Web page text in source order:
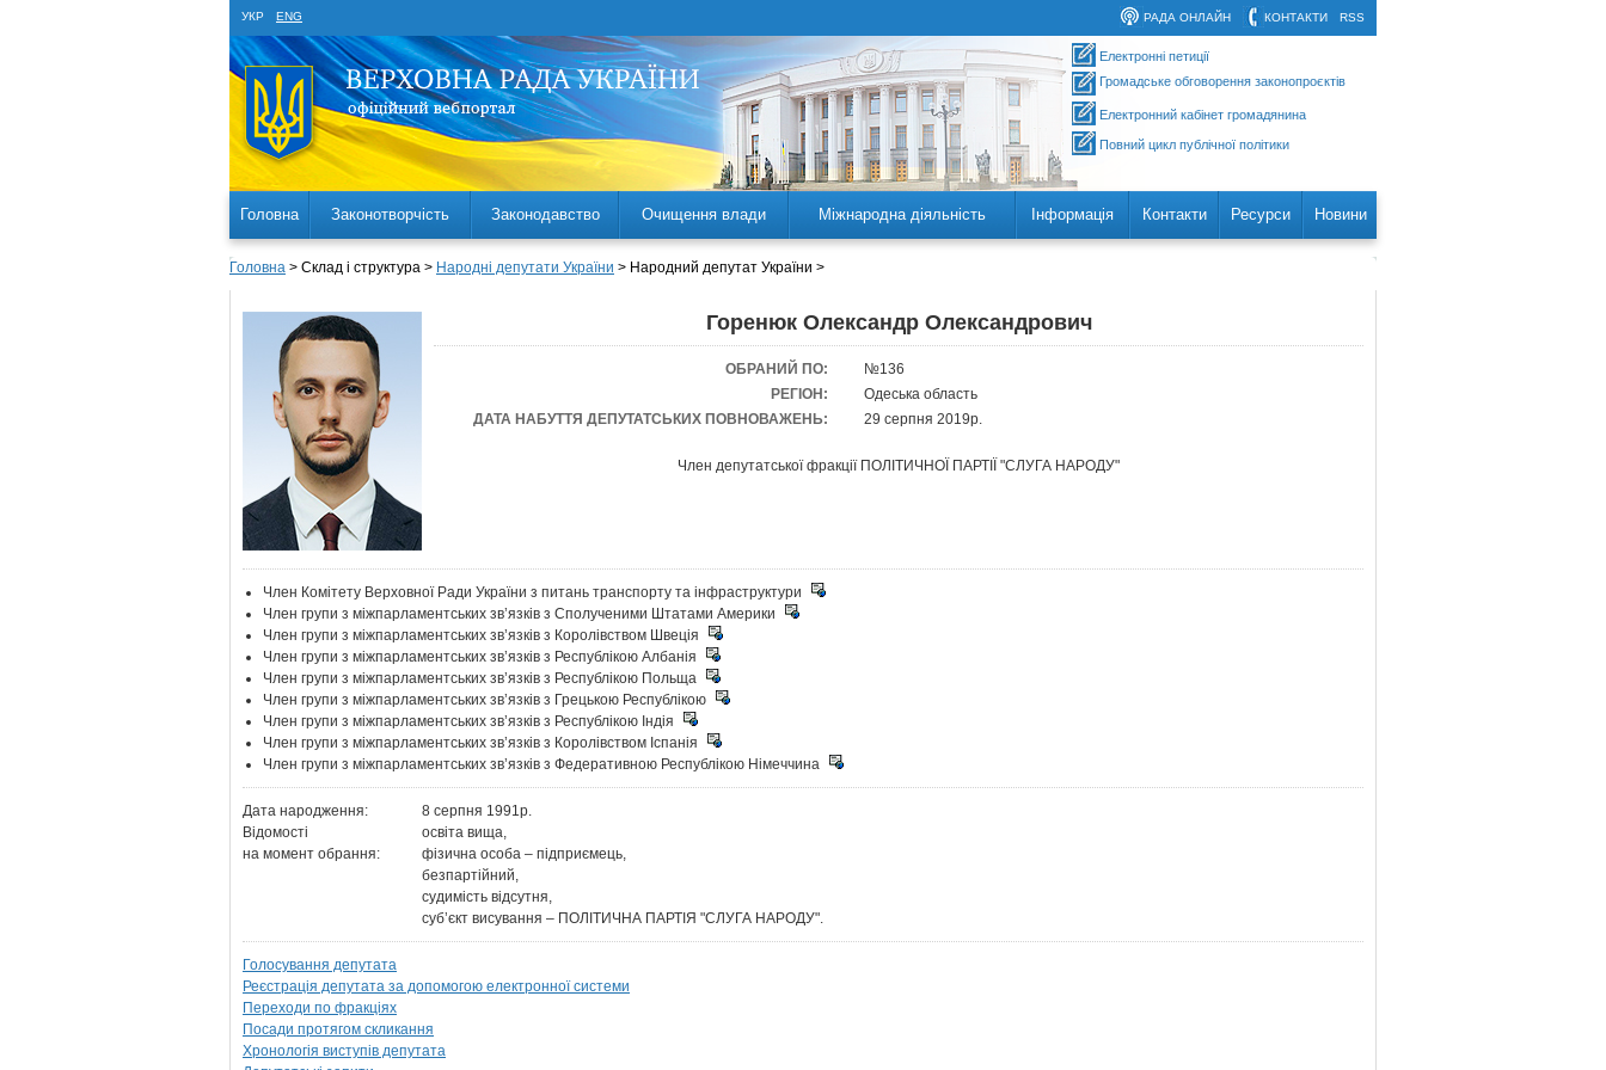
УКР ENG RSS
КОНТАКТИ
РАДА ОНЛАЙН
Електронні петиції
Громадське обговорення законопроєктів
Електронний кабінет громадянина
Повний цикл публічної політики
Головна Законотворчість Законодавство Очищення влади Міжнародна діяльність Інформація Контакти Ресурси Новини
Головна > Склад і структура > Народні депутати України > Народний депутат України >
Горенюк Олександр Олександрович
ОБРАНИЙ ПО:
№136
РЕГІОН:
Одеська область
ДАТА НАБУТТЯ ДЕПУТАТСЬКИХ ПОВНОВАЖЕНЬ:
29 серпня 2019р.
Член депутатської фракції ПОЛІТИЧНОЇ ПАРТІЇ "СЛУГА НАРОДУ"
Член Комітету Верховної Ради України з питань транспорту та інфраструктури
Член групи з міжпарламентських зв’язків з Сполученими Штатами Америки
Член групи з міжпарламентських зв’язків з Королівством Швеція
Член групи з міжпарламентських зв’язків з Республікою Албанія
Член групи з міжпарламентських зв’язків з Республікою Польща
Член групи з міжпарламентських зв’язків з Грецькою Республікою
Член групи з міжпарламентських зв’язків з Республікою Індія
Член групи з міжпарламентських зв’язків з Королівством Іспанія
Член групи з міжпарламентських зв’язків з Федеративною Республікою Німеччина
Дата народження:
8 серпня 1991р.
Відомості
на момент обрання:
освіта вища,
фізична особа – підприємець,
безпартійний,
судимість відсутня,
суб’єкт висування – ПОЛІТИЧНА ПАРТІЯ "СЛУГА НАРОДУ".
Голосування депутата
Реєстрація депутата за допомогою електронної системи
Переходи по фракціях
Посади протягом скликання
Хронологія виступів депутата